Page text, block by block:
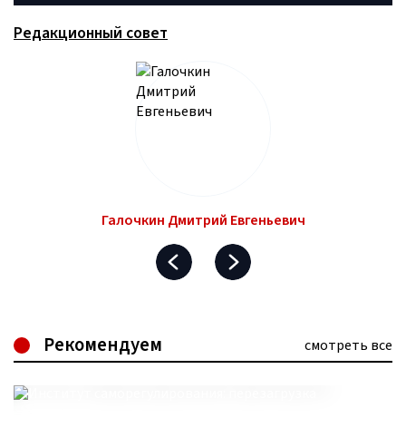
Редакционный совет
Галочкин Дмитрий Евгеньевич
Рекомендуем смотреть все